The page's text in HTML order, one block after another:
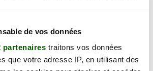
de vos données
partenaires traitons vos données
que votre adresse IP, en utilisant des
Saint-Jean, 06400 Cannes
demande
Gratuite jusqu'à 48h
23 septembre 2026